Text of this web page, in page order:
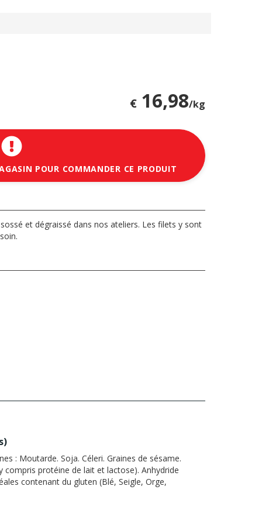
€ 16,98/kg
POUR COMMANDER CE PRODUIT
et dégraissé dans nos ateliers. Les filets y sont
)
: Moutarde. Soja. Céleri. Graines de sésame.
compris protéine de lait et lactose). Anhydride
contenant du gluten (Blé, Seigle, Orge,